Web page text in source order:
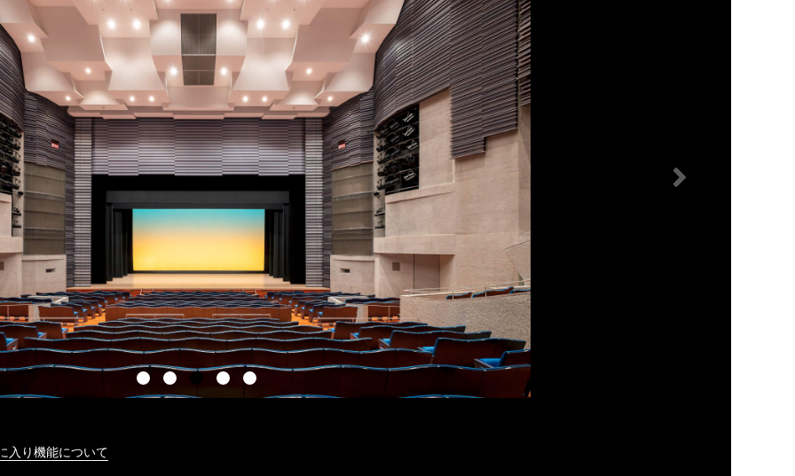
入り機能について